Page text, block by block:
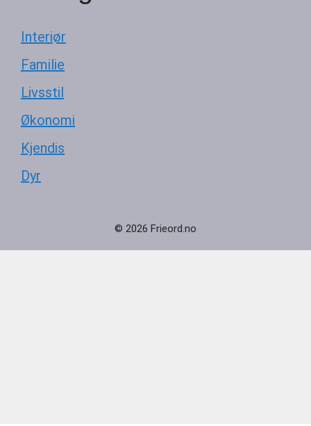
Interiør
Familie
Livsstil
Økonomi
Kjendis
Dyr
© 2026 Frieord.no